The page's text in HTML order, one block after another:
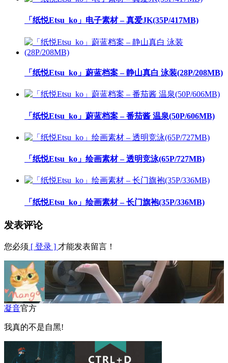
「纸悦Etsu_ko」电子素材 – 真爱JK(35P/417MB)
「纸悦Etsu_ko」蔚蓝档案 – 静山真白 泳装(28P/208MB)
「纸悦Etsu_ko」蔚蓝档案 – 番茄酱 温泉(50P/606MB)
「纸悦Etsu_ko」绘画素材 – 透明竞泳(65P/727MB)
「纸悦Etsu_ko」绘画素材 – 长门旗袍(35P/336MB)
发表评论
您必须 [ 登录 ] 才能发表留言！
凝音官方
我真的不是自黑!